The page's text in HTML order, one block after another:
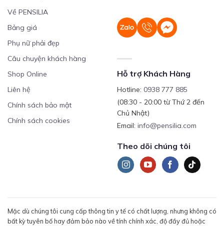
Về PENSILIA
Bảng giá
Phụ nữ phải đẹp
Câu chuyện khách hàng
Shop Online
Liên hệ
Chính sách bảo mật
Chính sách cookies
Hỗ trợ Khách Hàng
Hotline: 0938 777 885
(08:30 - 20:00 từ Thứ 2 đến
Chủ Nhật)
Email: info@pensilia.com
Theo dõi chúng tôi
Mặc dù chúng tôi cung cấp thông tin y tế có chất lượng, nhưng không có
bất kỳ tuyên bố hay đảm bảo nào về tính chính xác, độ đầy đủ hoặc